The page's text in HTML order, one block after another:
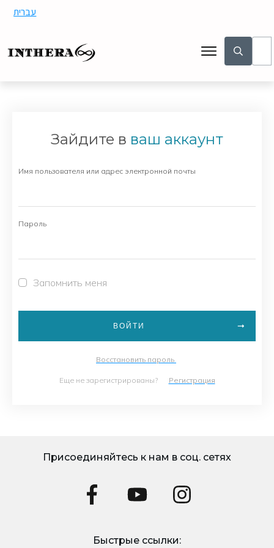
עברית
Зайдите в ваш аккаунт
Имя пользователя или адрес электронной почты
Пароль
Запомнить меня
ВОЙТИ
Восстановить пароль
Еще не зарегистрированы? Регистрация
Быстрые ссылки:
Присоединяйтесь к нам в соц. сетях